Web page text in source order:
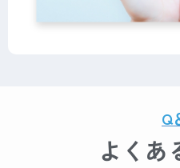
Q
よくあ